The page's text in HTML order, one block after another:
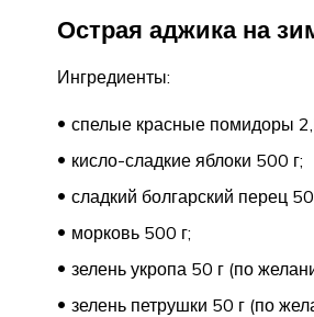
Острая аджика на
Ингредиенты:
спелые красные помидоры
кисло-сладкие яблоки 500 г;
сладкий болгарский перец
морковь 500 г;
зелень укропа 50 г (по
зелень петрушки 50 г (по